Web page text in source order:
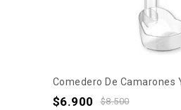
Comedero De Camarones
$8.500
$6.900